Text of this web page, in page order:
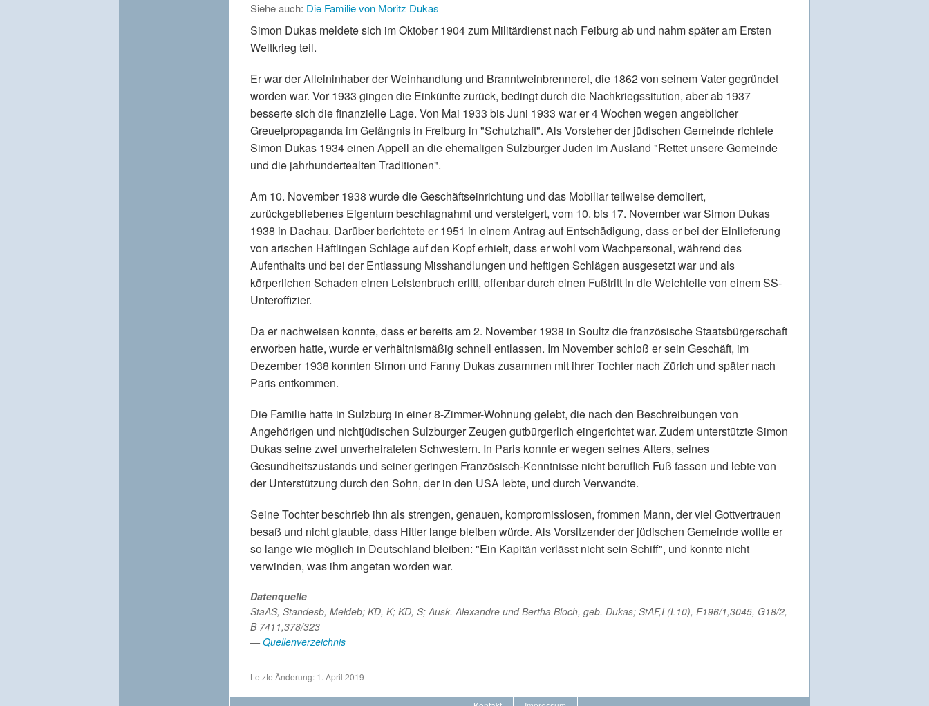
Siehe auch: Die Familie von Moritz Dukas
Simon Dukas meldete sich im Oktober 1904 zum Militärdienst nach Feiburg ab und nahm später am Ersten
Weltkrieg teil.
Er war der Alleininhaber der Weinhandlung und Branntweinbrennerei, die 1862 von seinem Vater gegründet
worden war. Vor 1933 gingen die Einkünfte zurück, bedingt durch die Nachkriegssitution, aber ab 1937
besserte sich die finanzielle Lage. Von Mai 1933 bis Juni 1933 war er 4 Wochen wegen angeblicher
Greuelpropaganda im Gefängnis in Freiburg in "Schutzhaft". Als Vorsteher der jüdischen Gemeinde richtete
Simon Dukas 1934 einen Appell an die ehemaligen Sulzburger Juden im Ausland "Rettet unsere Gemeinde
und die jahrhundertealten Traditionen".
Am 10. November 1938 wurde die Geschäftseinrichtung und das Mobiliar teilweise demoliert,
zurückgebliebenes Eigentum beschlagnahmt und versteigert, vom 10. bis 17. November war Simon Dukas
1938 in Dachau. Darüber berichtete er 1951 in einem Antrag auf Entschädigung, dass er bei der Einlieferung
von arischen Häftlingen Schläge auf den Kopf erhielt, dass er wohl vom Wachpersonal, während des
Aufenthalts und bei der Entlassung Misshandlungen und heftigen Schlägen ausgesetzt war und als
körperlichen Schaden einen Leistenbruch erlitt, offenbar durch einen Fußtritt in die Weichteile von einem SS-
Unteroffizier.
Da er nachweisen konnte, dass er bereits am 2. November 1938 in Soultz die französische Staatsbürgerschaft
erworben hatte, wurde er verhältnismäßig schnell entlassen. Im November schloß er sein Geschäft, im
Dezember 1938 konnten Simon und Fanny Dukas zusammen mit ihrer Tochter nach Zürich und später nach
Paris entkommen.
Die Familie hatte in Sulzburg in einer 8-Zimmer-Wohnung gelebt, die nach den Beschreibungen von
Angehörigen und nichtjüdischen Sulzburger Zeugen gutbürgerlich eingerichtet war. Zudem unterstützte Simon
Dukas seine zwei unverheirateten Schwestern. In Paris konnte er wegen seines Alters, seines
Gesundheitszustands und seiner geringen Französisch-Kenntnisse nicht beruflich Fuß fassen und lebte von
der Unterstützung durch den Sohn, der in den USA lebte, und durch Verwandte.
Seine Tochter beschrieb ihn als strengen, genauen, kompromisslosen, frommen Mann, der viel Gottvertrauen
besaß und nicht glaubte, dass Hitler lange bleiben würde. Als Vorsitzender der jüdischen Gemeinde wollte er
so lange wie möglich in Deutschland bleiben: "Ein Kapitän verlässt nicht sein Schiff", und konnte nicht
verwinden, was ihm angetan worden war.
Datenquelle
StaAS, Standesb, Meldeb; KD, K; KD, S; Ausk. Alexandre und Bertha Bloch, geb. Dukas; StAF,I (L10), F196/1,3045, G18/2,
B 7411,378/323
— Quellenverzeichnis
Letzte Änderung: 1. April 2019